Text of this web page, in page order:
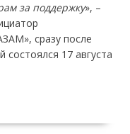
за поддержку», –
сразу после
состоялся 17 августа